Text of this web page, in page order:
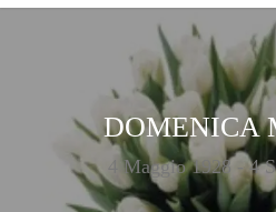
DOMENICA
4 Maggio 1928 - 4